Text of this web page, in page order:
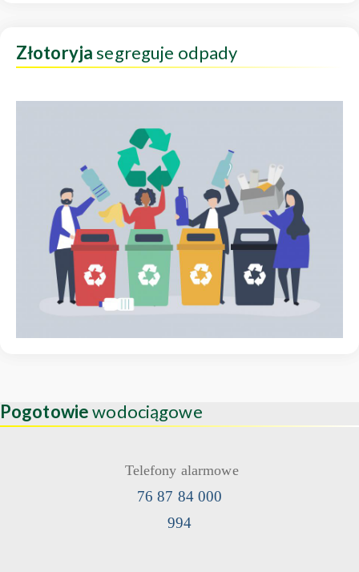
Złotoryjasegreguje odpady
Pogotowiewodociągowe
Telefony alarmowe
76 87 84 000
994